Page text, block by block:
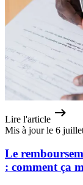
Lire l'article
Mis à jour le 6
Le
: comment ça